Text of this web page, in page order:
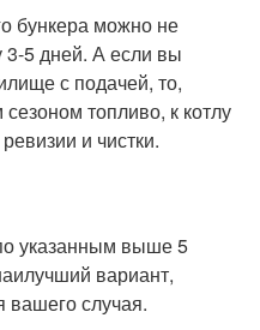
бункера можно не
3-5 дней. А если вы
с подачей, то,
топливо, к котлу
и чистки.
указанным выше 5
вариант,
вашего случая.